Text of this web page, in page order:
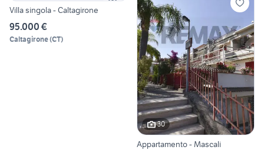
Villa singola - Caltagirone
95.000 €
Caltagirone(CT)
30
Appartamento - Mascali